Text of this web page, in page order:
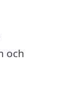
och